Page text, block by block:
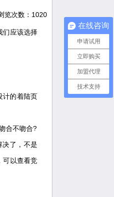
次数： 1020
们应该选择
计的着陆页
合不吻合?
决了，不是
可以查看竞
在线咨询
申请试用
立即购买
加盟代理
技术支持